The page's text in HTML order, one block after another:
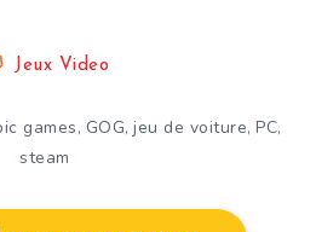
Jeux Video
games, GOG,jeu de voiture,PC,
steam